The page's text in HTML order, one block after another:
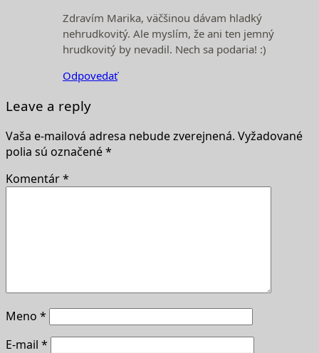
Zdravím Marika, väčšinou dávam hladký
nehrudkovitý. Ale myslím, že ani ten jemný
hrudkovitý by nevadil. Nech sa podaria! :)
Odpovedať
Leave a reply
Vaša e-mailová adresa nebude zverejnená. Vyžadované
polia sú označené*
Komentár*
Meno *
E-mail *